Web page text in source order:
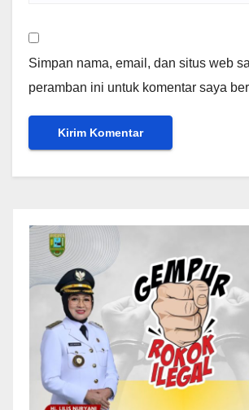
Simpan nama, email, dan situs web
peramban ini untuk komentar saya